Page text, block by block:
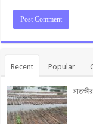
Recent Popular